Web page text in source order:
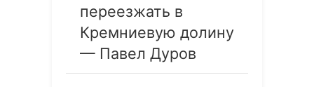
переезжать в
Кремниевую долину
— Павел Дуров